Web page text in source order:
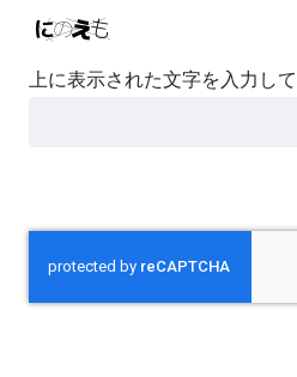
上に表示された文字を入力し